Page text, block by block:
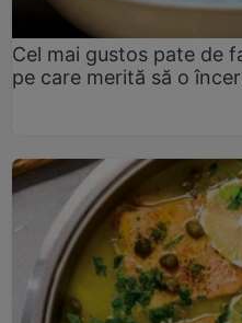
Cel mai gustos pate de
pe care merită să o